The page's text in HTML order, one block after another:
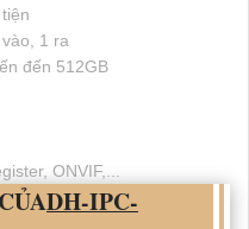
1 ra
đến 512GB
ONVIF,...
DH-IPC-